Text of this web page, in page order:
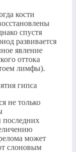
кости
спустя
развивается
явление
оттока
лимфы).
не только
может
слоновым